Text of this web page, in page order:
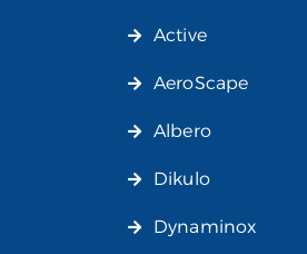
Active
AeroScape
Albero
Dikulo
Dynaminox